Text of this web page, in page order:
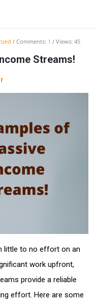
Comments: 1 Views: 45
Streams!
little to no effort on an
work upfront,
provide a reliable
effort. Here are some